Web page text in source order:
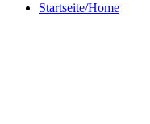
Startseite/Home